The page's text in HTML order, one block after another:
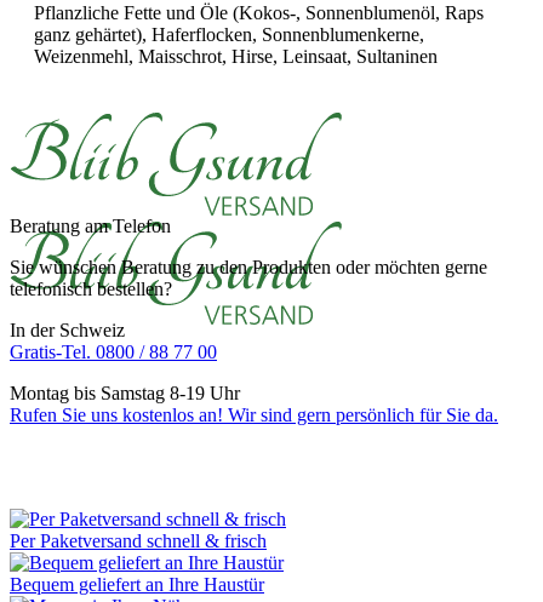
Pflanzliche Fette und Öle (Kokos-, Sonnenblumenöl, Raps
ganz gehärtet), Haferflocken, Sonnenblumenkerne,
Weizenmehl, Maisschrot, Hirse, Leinsaat, Sultaninen
Beratung am Telefon
Sie wünschen Beratung zu den Produkten oder möchten gerne
telefonisch bestellen?
In der Schweiz
Gratis-Tel. 0800 / 88 77 00
Montag bis Samstag 8-19 Uhr
Rufen Sie uns kostenlos an! Wir sind gern persönlich für Sie da.
Per Paketversand schnell & frisch
Bequem geliefert an Ihre Haustür